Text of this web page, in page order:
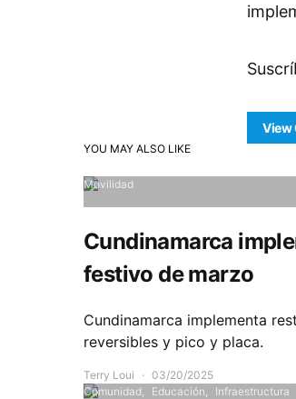
View
YOU MAY ALSO LIKE
Movilidad
Cundinamarca
festivo de marzo
Cundinamarca implementa
reversibles y pico y placa.
Terry Loui
03/20/2025
Comunidad
Educación Infraestructura